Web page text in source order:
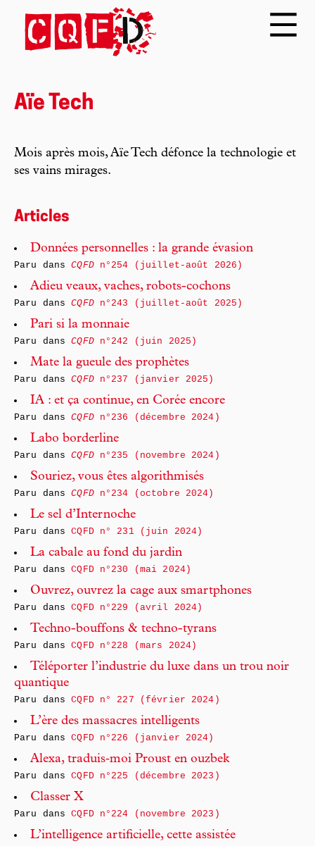
Aïe Tech
Mois après mois, Aïe Tech défonce la technologie et
ses vains mirages.
Articles
Données personnelles : la grande évasion
Paru dansCQFDn°254 (juillet-août 2026)
Adieu veaux, vaches, robots-cochons
Paru dansCQFDn°243 (juillet-août 2025)
Pari si la monnaie
Paru dansCQFDn°242 (juin 2025)
Mate la gueule des prophètes
Paru dansCQFDn°237 (janvier 2025)
IA : et ça continue, en Corée encore
Paru dansCQFDn°236 (décembre 2024)
Labo borderline
Paru dansCQFDn°235 (novembre 2024)
Souriez, vous êtes algorithmisés
Paru dansCQFDn°234 (octobre 2024)
Le sel d’Internoche
Paru dansCQFD n° 231 (juin 2024)
La cabale au fond du jardin
Paru dansCQFD n°230 (mai 2024)
Ouvrez, ouvrez la cage aux smartphones
Paru dansCQFD n°229 (avril 2024)
Techno-bouffons & techno-tyrans
Paru dansCQFD n°228 (mars 2024)
Téléporter l’industrie du luxe dans un trou noir
quantique
Paru dansCQFD n° 227 (février 2024)
L’ère des massacres intelligents
Paru dansCQFD n°226 (janvier 2024)
Alexa, traduis‑moi Proust en ouzbek
Paru dansCQFD n°225 (décembre 2023)
Classer X
Paru dansCQFD n°224 (novembre 2023)
L’intelligence artificielle, cette assistée